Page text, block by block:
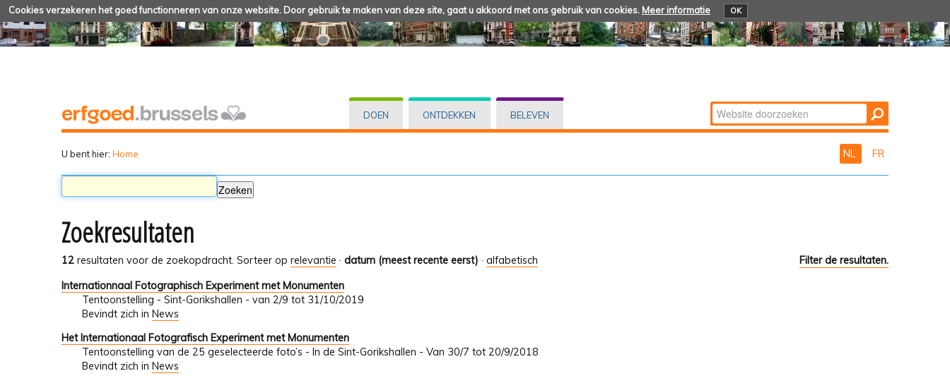
Cookies verzekeren het goed functionneren van onze website. Door gebruik te maken van deze site, gaat u akkoord met ons gebruik van cookies. Meer informatie OK
DOEN ONTDEKKEN BELEVEN Zoek
Geavanceerd
U bent hier: Home NL FR
Zoekresultaten
12 resultaten voor de zoekopdracht. Filter de resultaten.
Sorteer op relevantie · datum (meest recente eerst) · alfabetisch
Internationnaal Fotographisch Experiment met Monumenten
Tentoonstelling - Sint-Gorikshallen - van 2/9 tot 31/10/2019
Bevindt zich in News
Het Internationaal Fotografisch Experiment met Monumenten
Tentoonstelling van de 25 geselecteerde foto’s - In de Sint-Gorikshallen - Van 30/7 tot 20/9/2018
Bevindt zich in News